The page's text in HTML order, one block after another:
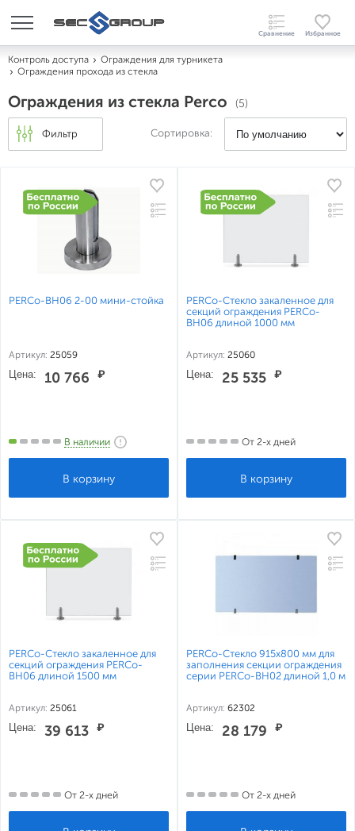
Контроль доступа
Ограждения для турникета
Ограждения прохода из стекла
Ограждения из стекла Perco (5)
Фильтр Сортировка:
PERCo-BH06 2-00 мини-стойка
Артикул: 25059
Цена: 10 766 ₽
В наличии
PERCo-Стекло закаленное для
секций ограждения PERCo-
BH06 длиной 1000 мм
Артикул: 25060
Цена: 25 535 ₽
От 2-х дней
PERCo-Стекло закаленное для
секций ограждения PERCo-
BH06 длиной 1500 мм
Артикул: 25061
Цена: 39 613 ₽
От 2-х дней
PERCo-Стекло 915х800 мм для
заполнения секции ограждения
серии PERCo-BH02 длиной 1,0 м
Артикул: 62302
Цена: 28 179 ₽
От 2-х дней